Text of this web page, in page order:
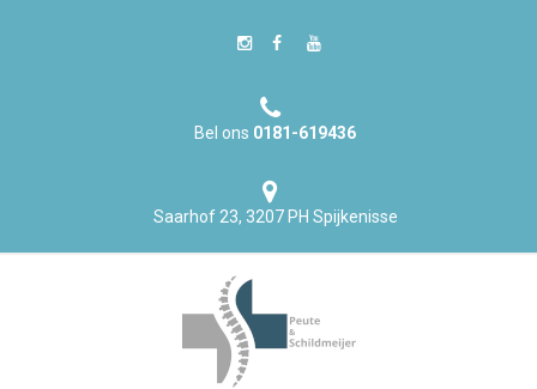
Bel ons 0181-619436
Saarhof 23, 3207 PH Spijkenisse